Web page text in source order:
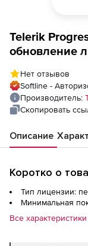
Telerik
обновление
License - Lite
Complete +
Нет отзывов
Softline -
Производитель:
Скопировать
Описание
Коротко о
Тип лицензии:
Минимальная
Все характеристики